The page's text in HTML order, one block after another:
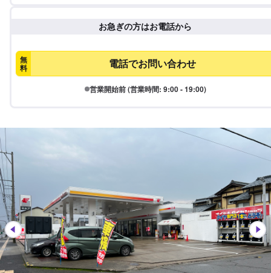
お急ぎの方はお電話から
無
料 電話でお問い合わせ
営業開始前 (営業時間: 9:00 - 19:00)